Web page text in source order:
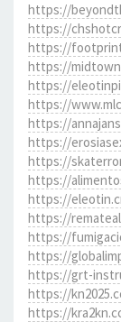
https://
https://
https://
https://
https://
https://
https://
https://
https://
https://
https://
https://
https://
https://
https://grt-
https://
https://